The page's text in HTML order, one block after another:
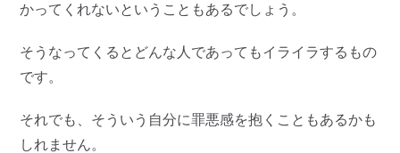
かってくれないということもあるでしょう。
そうなってくるとどんな人であってもイライラするもの
です。
それでも、そういう自分に罪悪感を抱くこともあるかも
しれません。